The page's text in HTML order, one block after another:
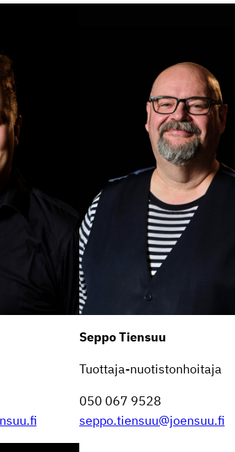
Seppo Tiensuu
Tuottaja-nuotis­ton­hoi­taja
050 067 9528
seppo.tiensuu@joensuu.fi